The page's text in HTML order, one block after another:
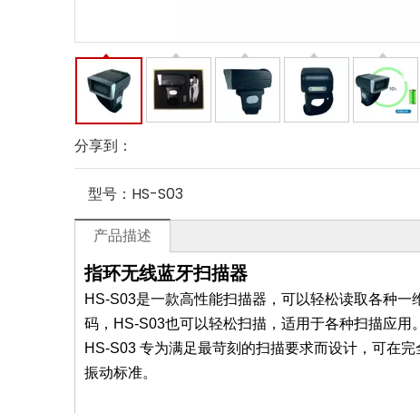
分享到：
型号： HS-S03
产品描述
指环无线蓝牙扫描器
HS-S03是一款高性能扫描器，可以轻松读取各种
码，HS-S03也可以轻松扫描，适用于各种扫描应用。
HS-S03 专为满足最苛刻的扫描要求而设计，可在
振动标准。